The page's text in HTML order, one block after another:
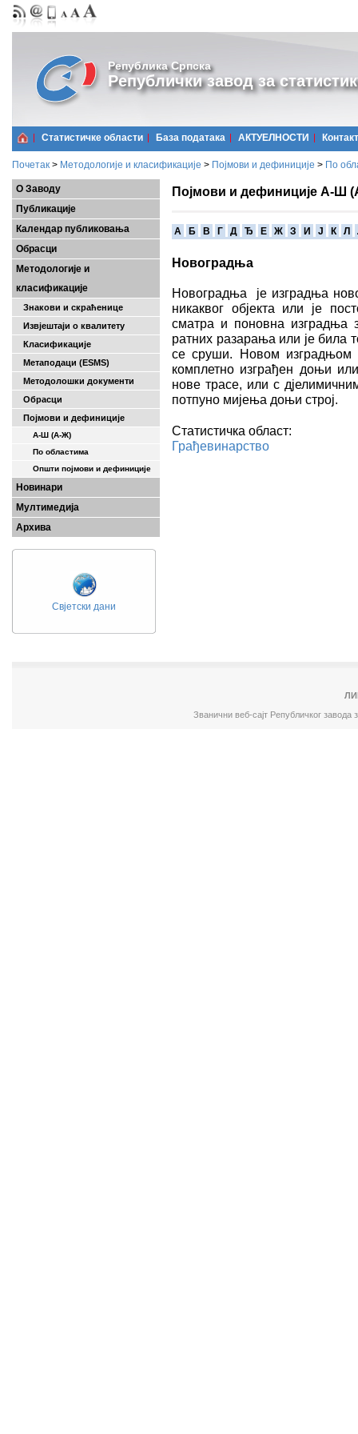
Република Српска
Републички завод за
Статистичке области Базa података АКТУЕЛНОСТИ Контакт
Почетак > Методологије и класификације > Појмови и дефиниције > По
О Заводу
Публикације
Календар публиковања
Обрасци
Методологије и
класификације
Знакови и скраћенице
Извјештаји о квалитету
Класификације
Метаподаци (ESMS)
Методолошки документи
Обрасци
Појмови и дефиниције
А-Ш (A-Ж)
По областима
Општи појмови и дефиниције
Новинари
Мултимедија
Архива
Свјетски дани
Појмови и дефиниције А-Ш
A Б В Г Д Ђ Е Ж З И Ј К Л
Новоградња
Новоградња je изградњa
никаквог објекта или је
сматра и поновна изградња
ратних разарања или је била
се сруши. Новом изградњом
комплетно изграђен доњи
нове трасе, или с
потпуно мијења доњи строј.
Статистичка област:
Грађевинарство
Званични веб-сајт Републичког